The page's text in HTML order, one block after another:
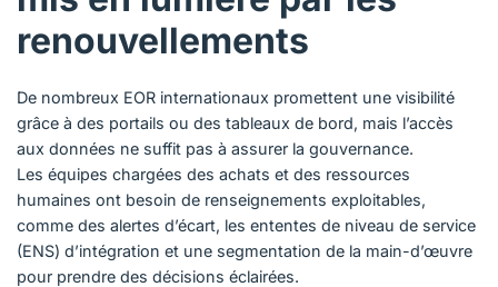
renouvellements
De nombreux EOR internationaux promettent une visibilité
grâce à des portails ou des tableaux de bord, mais l’accès
aux données ne suffit pas à assurer la gouvernance.
Les équipes chargées des achats et des ressources
humaines ont besoin de renseignements exploitables,
comme des alertes d’écart, les ententes de niveau de service
(ENS) d’intégration et une segmentation de la main-d’œuvre
pour prendre des décisions éclairées.